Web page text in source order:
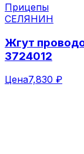
Прицепы
СЕЛЯНИН
Жгут
3724012
Цена7,830 ₽